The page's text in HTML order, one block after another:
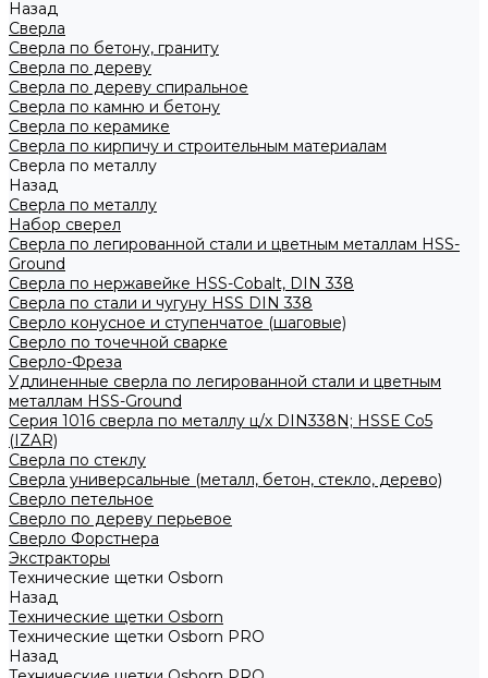
Назад
Сверла
Сверла по бетону, граниту
Сверла по дереву
Сверла по дереву спиральное
Сверла по камню и бетону
Сверла по керамике
Сверла по кирпичу и строительным материалам
Сверла по металлу
Назад
Сверла по металлу
Набор сверел
Сверла по легированной стали и цветным металлам HSS-
Ground
Сверла по нержавейке HSS-Cobalt, DIN 338
Сверла по стали и чугуну HSS DIN 338
Сверло конусное и ступенчатое (шаговые)
Сверло по точечной сварке
Сверло-Фреза
Удлиненные сверла по легированной стали и цветным
металлам HSS-Ground
Серия 1016 сверла по металлу ц/х DIN338N; HSSЕ Со5
(IZAR)
Сверла по стеклу
Сверла универсальные (металл, бетон, стекло, дерево)
Сверло петельное
Сверло по дереву перьевое
Сверло Форстнера
Экстракторы
Технические щетки Osborn
Назад
Технические щетки Osborn
Технические щетки Osborn PRO
Назад